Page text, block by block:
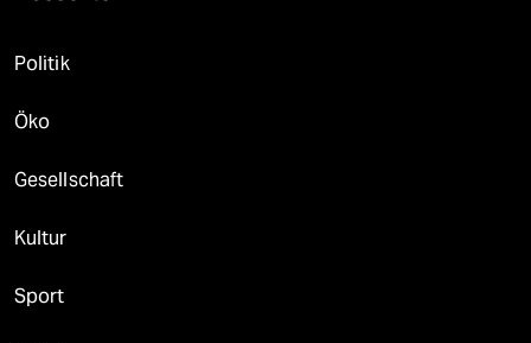
Politik
Öko
Gesellschaft
Kultur
Sport